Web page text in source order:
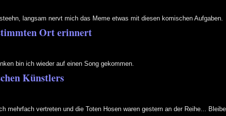
langsam nervt mich das Meme etwas mit diesen komischen Aufgaben.
Ort erinnert
bin ich wieder auf einen Song gekommen.
Künstlers
mehrfach vertreten und die Toten Hosen waren gestern an der Reihe...